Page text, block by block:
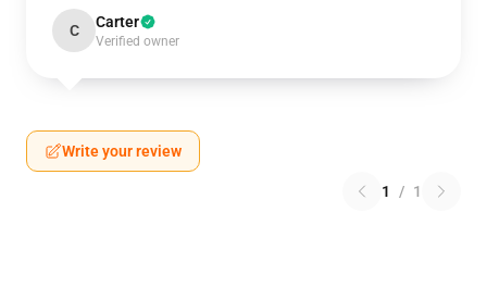
C Carter
Verified owner
Write your review
1 / 1